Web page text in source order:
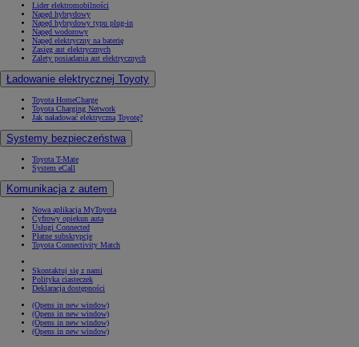
Lider elektromobilności
Napęd hybrydowy
Napęd hybrydowy typu plug-in
Napęd wodorowy
Napęd elektryczny na baterię
Zasięg aut elektrycznych
Zalety posiadania aut elektrycznych
Ładowanie elektrycznej Toyoty
Toyota HomeCharge
Toyota Charging Network
Jak naładować elektryczną Toyotę?
Systemy bezpieczeństwa
Toyota T-Mate
System eCall
Komunikacja z autem
Nowa aplikacja MyToyota
Cyfrowy opiekun auta
Usługi Connected
Płatne subskrypcje
Toyota Connectivity Match
Skontaktuj się z nami
Polityka ciasteczek
Deklaracja dostępności
(Opens in new window)
(Opens in new window)
(Opens in new window)
(Opens in new window)